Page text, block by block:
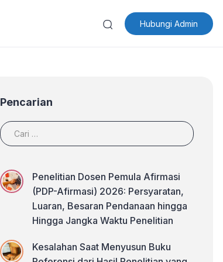
Hubungi Admin
Pencarian
Penelitian Dosen Pemula Afirmasi
(PDP-Afirmasi) 2026: Persyaratan,
Luaran, Besaran Pendanaan hingga
Hingga Jangka Waktu Penelitian
Kesalahan Saat Menyusun Buku